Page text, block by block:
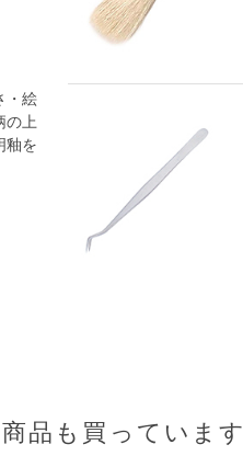
・絵
の上
釉を
品も買っています